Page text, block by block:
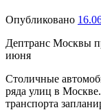
Опубликовано
Дептранс Москвы
июня
Столичные
ряда улиц в
транспорта